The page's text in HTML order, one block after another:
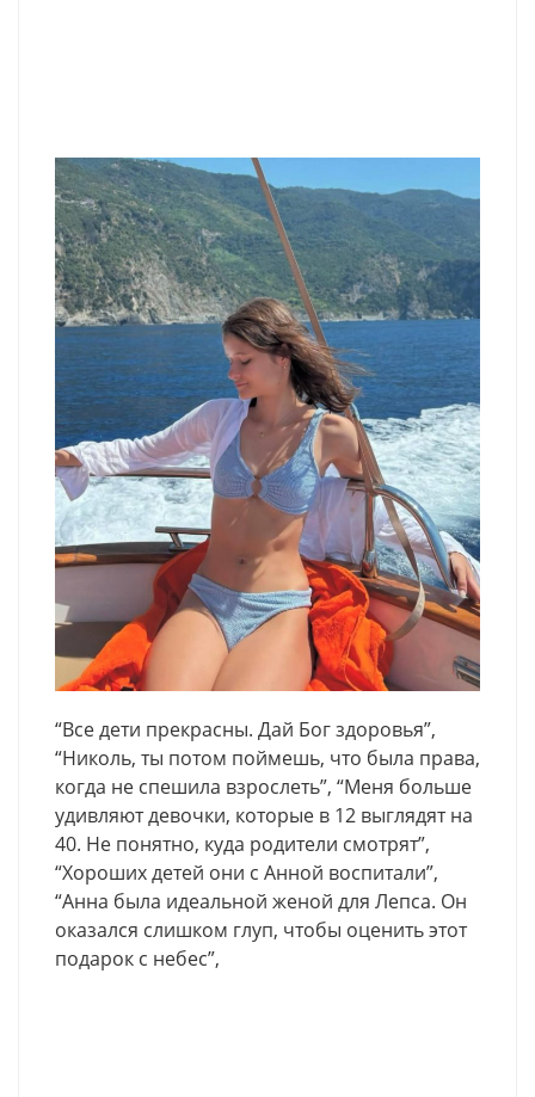
“Все дети прекрасны. Дай Бог здоровья”,
“Николь, ты потом поймешь, что была права,
когда не спешила взрослеть”, “Меня больше
удивляют девочки, которые в 12 выглядят на
40. Не понятно, куда родители смотрят”,
“Хороших детей они с Анной воспитали”,
“Анна была идеальной женой для Лепса. Он
оказался слишком глуп, чтобы оценить этот
подарок с небес”,